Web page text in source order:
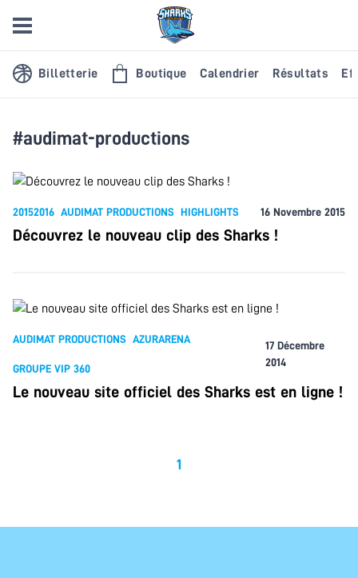
Billetterie Boutique Calendrier Résultats
#audimat-productions
20152016 AUDIMAT PRODUCTIONS HIGHLIGHTS 16 Novembre 2015
Découvrez le nouveau clip des Sharks !
AUDIMAT PRODUCTIONS AZURARENA
GROUPE VIP 360
17 Décembre
2014
Le nouveau site officiel des Sharks est en ligne !
1